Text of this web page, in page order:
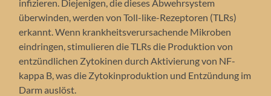
infizieren. Diejenigen, die dieses Abwehrsystem
überwinden, werden von Toll-like-Rezeptoren (TLRs)
erkannt. Wenn krankheitsverursachende Mikroben
eindringen, stimulieren die TLRs die Produktion von
entzündlichen Zytokinen durch Aktivierung von NF-
kappa B, was die Zytokinproduktion und Entzündung im
Darm auslöst.